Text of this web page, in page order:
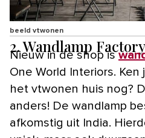
beeld vtwonen
2. Wandlamp Factory
Nieuw in de shop is
One World Interiors.
het vtwonen huis nog?
anders! De wandlamp
afkomstig uit India.